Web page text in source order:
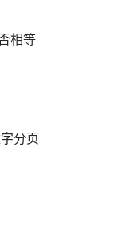
相等
分页